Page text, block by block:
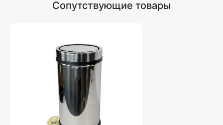
Сопутствующие товары